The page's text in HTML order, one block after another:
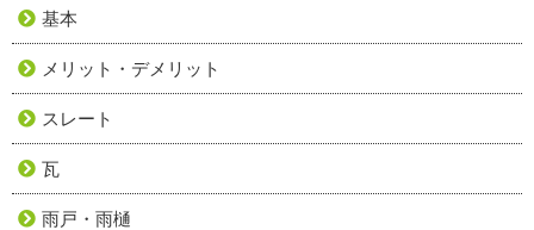
基本
メリット・デメリット
スレート
瓦
雨戸・雨樋